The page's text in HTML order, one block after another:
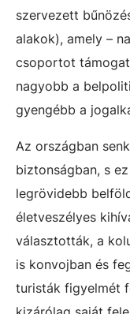
szervezett
alakok), amely –
csoportot
nagyobb a
gyengébb a
Az országban
biztonságban, s
legrövidebb
életveszélyes
választották, a
is konvojban és
turisták figyelmét